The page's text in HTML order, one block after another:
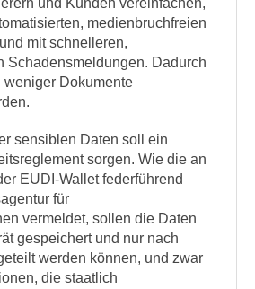
und Kunden vereinfachen,
medienbruchfreien
mit schnelleren,
Schadensmeldungen. Dadurch
weniger Dokumente
sensiblen Daten soll ein
sorgen. Wie die an
EUDI-Wallet federführend
für
vermeldet, sollen die Daten
gespeichert und nur nach
werden können, und zwar
die staatlich